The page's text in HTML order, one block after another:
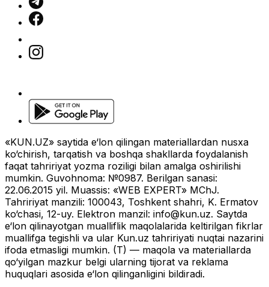
«KUN.UZ» saytida e‘lon qilingan materiallardan nusxa
ko‘chirish, tarqatish va boshqa shakllarda foydalanish
faqat tahririyat yozma roziligi bilan amalga oshirilishi
mumkin. Guvohnoma: №0987. Berilgan sanasi:
22.06.2015 yil. Muassis: «WEB EXPERT» MChJ.
Tahririyat manzili: 100043, Toshkent shahri, K. Ermatov
ko‘chasi, 12-uy. Elektron manzil: info@kun.uz. Saytda
e‘lon qilinayotgan mualliflik maqolalarida keltirilgan fikrlar
muallifga tegishli va ular Kun.uz tahririyati nuqtai nazarini
ifoda etmasligi mumkin. (T) — maqola va materiallarda
qo‘yilgan mazkur belgi ularning tijorat va reklama
huquqlari asosida e‘lon qilinganligini bildiradi.